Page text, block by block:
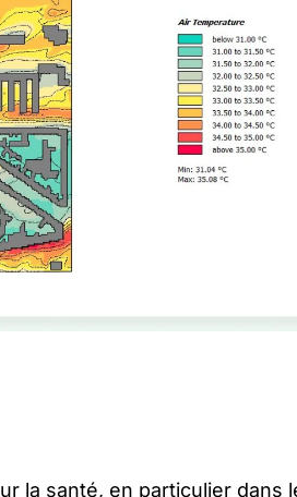
la santé, en particulier dans